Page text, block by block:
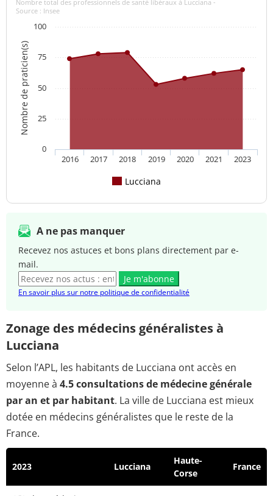
Nombre de praticien(s)
Nombre total des professionnels de santé libéraux à Lucciana -
Source : Insee
Lucciana
2016 2017 2018 2019 2020 2021 2023
0
25
50
75
100
A ne pas manquer
Recevez nos astuces et bons plans directement par e-
mail.
Je m'abonne
En savoir plus sur notre politique de confidentialité
Zonage des médecins généralistes à
Lucciana
Selon l’APL, les habitants de Lucciana ont accès en
moyenne à 4.5 consultations de médecine générale
par an et par habitant. La ville de Lucciana est mieux
dotée en médecins généralistes que le reste de la
France.
2023 Lucciana
Haute-
Corse
France